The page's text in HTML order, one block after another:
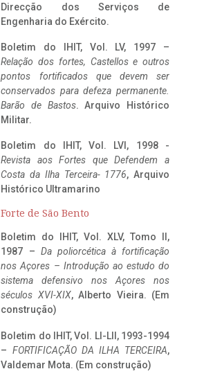
Direcção dos Serviços de
Engenharia do Exército.
Boletim do IHIT, Vol. LV, 1997 –
Relação dos fortes, Castellos e outros
pontos fortificados que devem ser
conservados para defeza permanente.
Barão de Bastos. Arquivo Histórico
Militar.
Boletim do IHIT, Vol. LVI, 1998 -
Revista aos Fortes que Defendem a
Costa da Ilha Terceira- 1776, Arquivo
Histórico Ultramarino
Forte de São Bento
Boletim do IHIT, Vol. XLV, Tomo II,
1987 – Da poliorcética à fortificação
nos Açores – Introdução ao estudo do
sistema defensivo nos Açores nos
séculos XVI-XIX, Alberto Vieira. (Em
construção)
Boletim do IHIT, Vol. LI-LII, 1993-1994
– FORTIFICAÇÃO DA ILHA TERCEIRA,
Valdemar Mota. (Em construção)